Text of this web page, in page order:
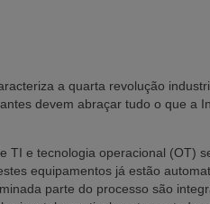
a quarta revolução
devem abraçar tudo o que a
TI e tecnologia operacional (OT)
equipamentos já estão
parte do processo são